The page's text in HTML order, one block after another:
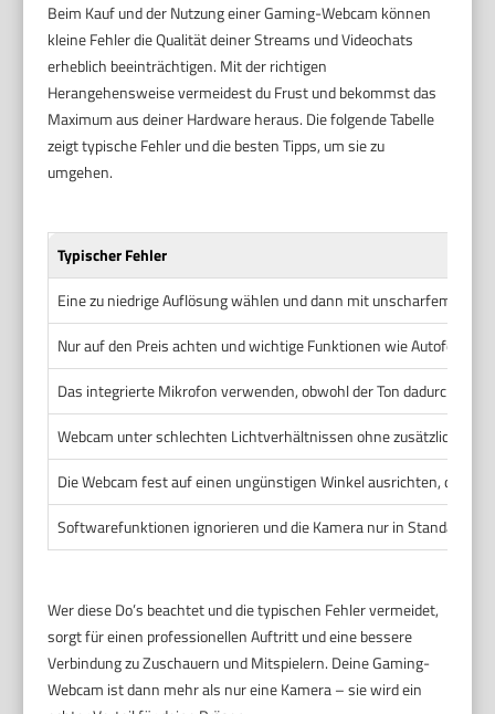
Beim Kauf und der Nutzung einer Gaming-Webcam können
kleine Fehler die Qualität deiner Streams und Videochats
erheblich beeinträchtigen. Mit der richtigen
Herangehensweise vermeidest du Frust und bekommst das
Maximum aus deiner Hardware heraus. Die folgende Tabelle
zeigt typische Fehler und die besten Tipps, um sie zu
umgehen.
Typischer Fehler
Eine zu niedrige Auflösung wählen und dann mit unscharfem Bild
Nur auf den Preis achten und wichtige Funktionen wie Autofokus
Das integrierte Mikrofon verwenden, obwohl der Ton dadurch
Webcam unter schlechten Lichtverhältnissen ohne zusätzliche
Die Webcam fest auf einen ungünstigen Winkel ausrichten, der
Softwarefunktionen ignorieren und die Kamera nur in Standard-
Wer diese Do’s beachtet und die typischen Fehler vermeidet,
sorgt für einen professionellen Auftritt und eine bessere
Verbindung zu Zuschauern und Mitspielern. Deine Gaming-
Webcam ist dann mehr als nur eine Kamera – sie wird ein